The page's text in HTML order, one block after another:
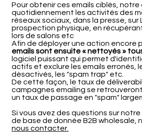
Pour obtenir ces emails ciblés, notre
quotidiennement les activités des
réseaux sociaux, dans la presse, sur
prospection physique, en
lors de salons etc
Afin de déployer une action encore
emails sont ensuite « nettoyés »
logiciel puissant qui permet
actifs et exclure les emails erronés,
désactivés, les "spam trap" etc.
De cette façon, le taux de
campagnes emailing se
un taux de passage en "spam"
Si vous avez des questions sur
de base de donnée B2B wholesale,
nous contacter.